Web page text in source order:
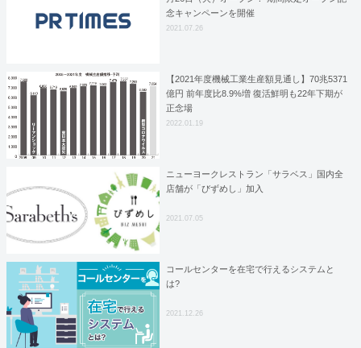
念キャンペーンを開催
2021.07.26
【2021年度機械工業生産額見通し】70兆5371
億円 前年度比8.9%増 復活鮮明も22年下期が
正念場
2022.01.19
ニューヨークレストラン「サラベス」国内全
店舗が「びずめし」加入
2021.07.05
コールセンターを在宅で行えるシステムと
は?
2021.12.26